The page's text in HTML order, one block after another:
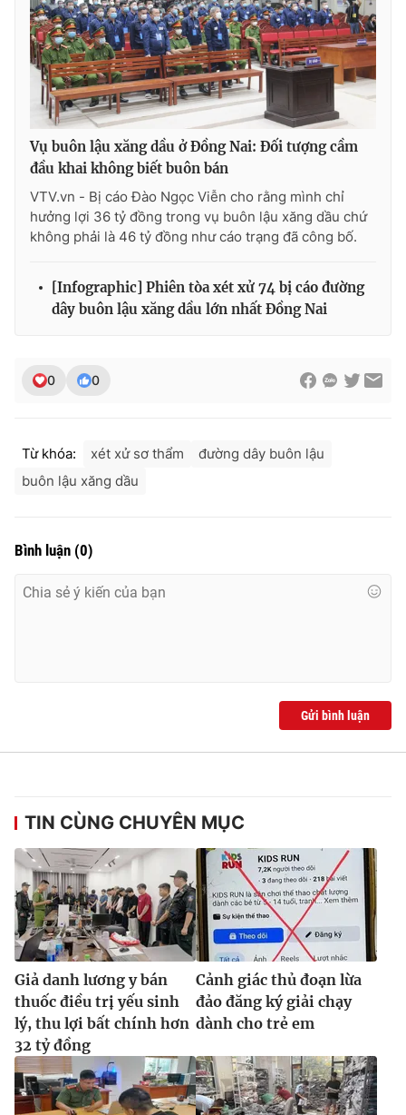
Vụ buôn lậu xăng dầu ở Đồng Nai: Đối tượng cầm
đầu khai không biết buôn bán
VTV.vn - Bị cáo Đào Ngọc Viễn cho rằng mình chỉ
hưởng lợi 36 tỷ đồng trong vụ buôn lậu xăng dầu chứ
không phải là 46 tỷ đồng như cáo trạng đã công bố.
[Infographic] Phiên tòa xét xử 74 bị cáo đường
dây buôn lậu xăng dầu lớn nhất Đồng Nai
0 0
Từ khóa: xét xử sơ thẩm
đường dây buôn lậu
buôn lậu xăng dầu
Bình luận (0)
Gửi bình luận
TIN CÙNG CHUYÊN MỤC
Giả danh lương y bán
thuốc điều trị yếu sinh
lý, thu lợi bất chính hơn
32 tỷ đồng
Cảnh giác thủ đoạn lừa
đảo đăng ký giải chạy
dành cho trẻ em